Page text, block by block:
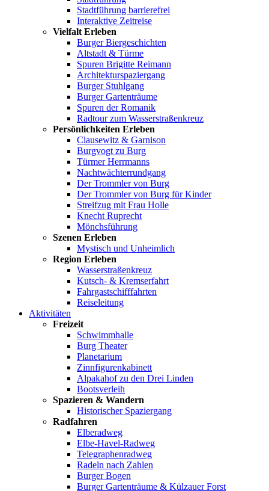
Stadtführung barrierefrei
Interaktive Zeitreise
Vielfalt Erleben
Burger Biergeschichten
Altstadt & Türme
Spuren Brigitte Reimann
Architekturspaziergang
Burger Stuhlgang
Burger Gartenträume
Spuren der Romanik
Radtour zum Wasserstraßenkreuz
Persönlichkeiten Erleben
Clausewitz & Garnison
Burgvogt zu Burg
Türmer Herrmanns
Nachtwächterrundgang
Der Trommler von Burg
Der Trommler von Burg für Kinder
Streifzug mit Frau Holle
Knecht Ruprecht
Mönchsführung
Szenen Erleben
Mystisch und Unheimlich
Region Erleben
Wasserstraßenkreuz
Kutsch- & Kremserfahrt
Fahrgastschifffahrten
Reiseleitung
Aktivitäten
Freizeit
Schwimmhalle
Burg Theater
Planetarium
Zinnfigurenkabinett
Alpakahof zu den Drei Linden
Bootsverleih
Spazieren & Wandern
Historischer Spaziergang
Radfahren
Elberadweg
Elbe-Havel-Radweg
Telegraphenradweg
Radeln nach Zahlen
Burger Bogen
Burger Gartenträume & Külzauer Forst